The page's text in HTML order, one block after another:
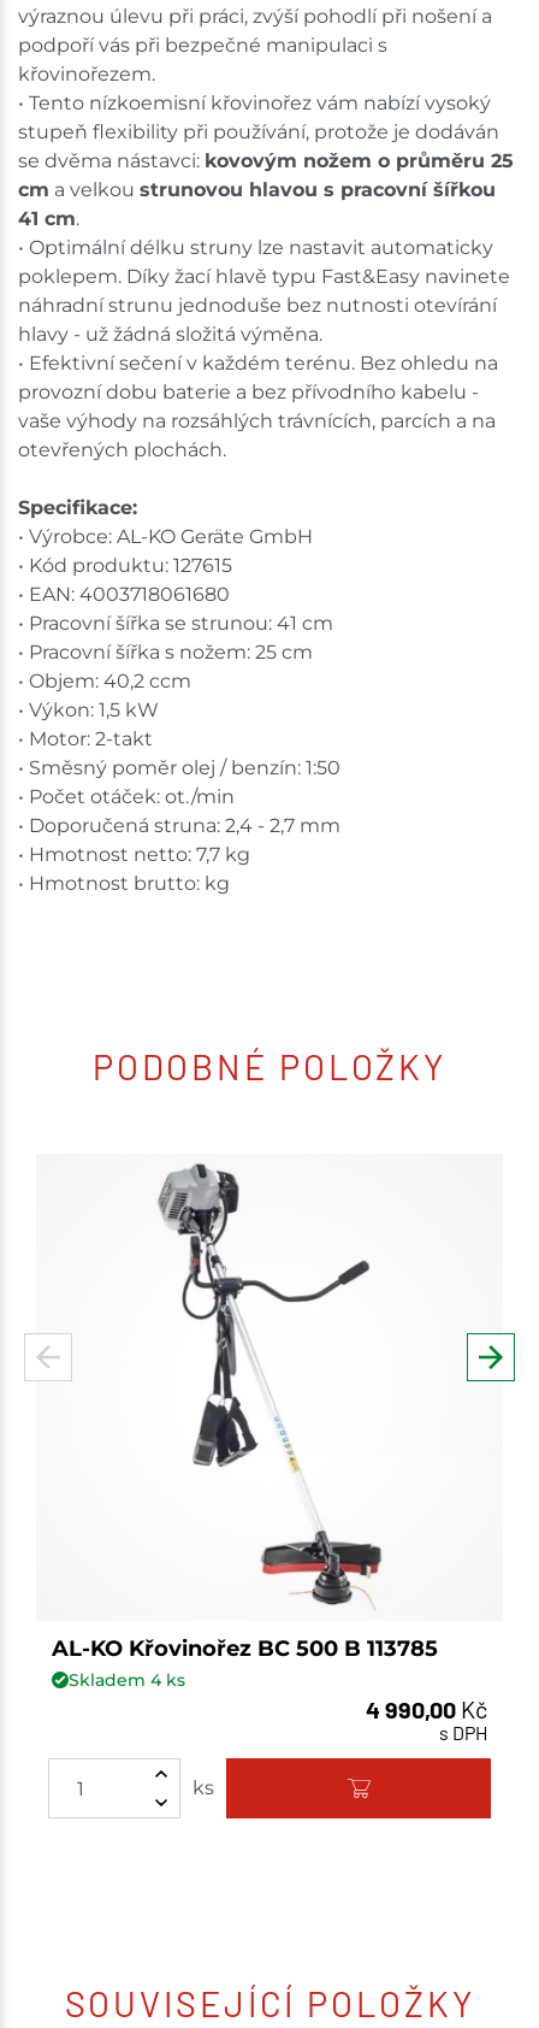
výraznou úlevu při práci, zvýší pohodlí při nošení a
podpoří vás při bezpečné manipulaci s
křovinořezem.
• Tento nízkoemisní křovinořez vám nabízí vysoký
stupeň flexibility při používání, protože je dodáván
se dvěma nástavci: kovovým nožem o průměru 25
cm a velkou strunovou hlavou s pracovní šířkou
41 cm.
• Optimální délku struny lze nastavit automaticky
poklepem. Díky žací hlavě typu Fast&Easy navinete
náhradní strunu jednoduše bez nutnosti otevírání
hlavy - už žádná složitá výměna.
• Efektivní sečení v každém terénu. Bez ohledu na
provozní dobu baterie a bez přívodního kabelu -
vaše výhody na rozsáhlých trávnících, parcích a na
otevřených plochách.
Specifikace:
• Výrobce: AL-KO Geräte GmbH
• Kód produktu: 127615
• EAN: 4003718061680
• Pracovní šířka se strunou: 41 cm
• Pracovní šířka s nožem: 25 cm
• Objem: 40,2 ccm
• Výkon: 1,5 kW
• Motor: 2-takt
• Směsný poměr olej / benzín: 1:50
• Počet otáček: ot./min
• Doporučená struna: 2,4 - 2,7 mm
• Hmotnost netto: 7,7 kg
• Hmotnost brutto: kg
PODOBNÉ POLOŽKY
AL-KO Křovinořez BC 500 B 113785
Skladem 4ks
4 990,00 Kč
s DPH
ks
SOUVISEJÍCÍ POLOŽKY